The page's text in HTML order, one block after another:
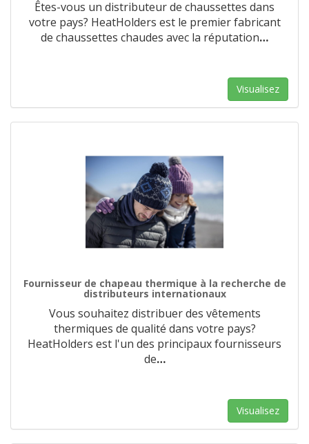
Êtes-vous un distributeur de chaussettes dans
votre pays? HeatHolders est le premier fabricant
de chaussettes chaudes avec la réputation…
Visualisez
Fournisseur de chapeau thermique à la recherche de
distributeurs internationaux
Vous souhaitez distribuer des vêtements
thermiques de qualité dans votre pays?
HeatHolders est l'un des principaux fournisseurs
de…
Visualisez